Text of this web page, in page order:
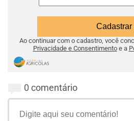
Ao continuar com o cadastro, você
Privacidade e Consentimentoe a
0 comentário